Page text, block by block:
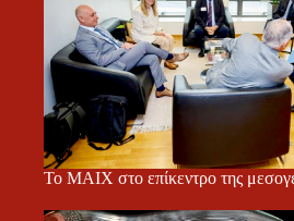
Το ΜΑΙΧ στο επίκεντρο της